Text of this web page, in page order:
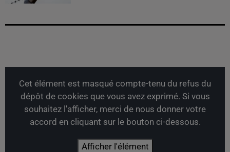
Cet élément est masqué compte-tenu du refus du
dépôt de cookies que vous avez exprimé. Si vous
souhaitez l'afficher, merci de nous donner votre
accord en cliquant sur le bouton ci-dessous.
Afficher l'élément